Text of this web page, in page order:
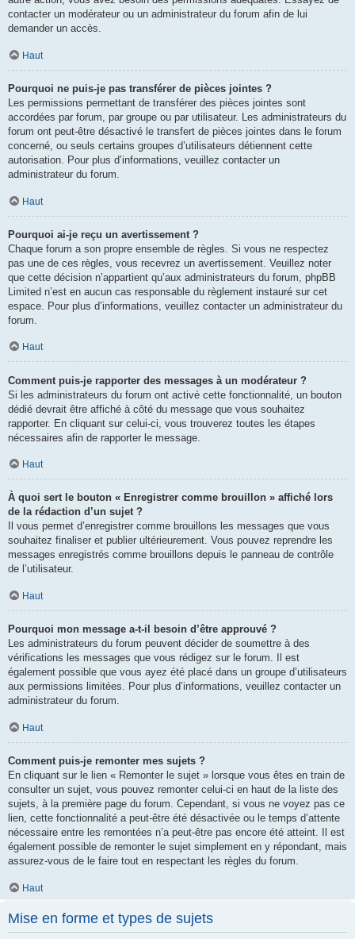
contacter un modérateur ou un administrateur du forum afin de lui
demander un accès.
Haut
Pourquoi ne puis-je pas transférer de pièces jointes ?
Les permissions permettant de transférer des pièces jointes sont
accordées par forum, par groupe ou par utilisateur. Les administrateurs du
forum ont peut-être désactivé le transfert de pièces jointes dans le forum
concerné, ou seuls certains groupes d’utilisateurs détiennent cette
autorisation. Pour plus d’informations, veuillez contacter un
administrateur du forum.
Haut
Pourquoi ai-je reçu un avertissement ?
Chaque forum a son propre ensemble de règles. Si vous ne respectez
pas une de ces règles, vous recevrez un avertissement. Veuillez noter
que cette décision n’appartient qu’aux administrateurs du forum, phpBB
Limited n’est en aucun cas responsable du règlement instauré sur cet
espace. Pour plus d’informations, veuillez contacter un administrateur du
forum.
Haut
Comment puis-je rapporter des messages à un modérateur ?
Si les administrateurs du forum ont activé cette fonctionnalité, un bouton
dédié devrait être affiché à côté du message que vous souhaitez
rapporter. En cliquant sur celui-ci, vous trouverez toutes les étapes
nécessaires afin de rapporter le message.
Haut
À quoi sert le bouton « Enregistrer comme brouillon » affiché lors
de la rédaction d’un sujet ?
Il vous permet d’enregistrer comme brouillons les messages que vous
souhaitez finaliser et publier ultérieurement. Vous pouvez reprendre les
messages enregistrés comme brouillons depuis le panneau de contrôle
de l’utilisateur.
Haut
Pourquoi mon message a-t-il besoin d’être approuvé ?
Les administrateurs du forum peuvent décider de soumettre à des
vérifications les messages que vous rédigez sur le forum. Il est
également possible que vous ayez été placé dans un groupe d’utilisateurs
aux permissions limitées. Pour plus d’informations, veuillez contacter un
administrateur du forum.
Haut
Comment puis-je remonter mes sujets ?
En cliquant sur le lien « Remonter le sujet » lorsque vous êtes en train de
consulter un sujet, vous pouvez remonter celui-ci en haut de la liste des
sujets, à la première page du forum. Cependant, si vous ne voyez pas ce
lien, cette fonctionnalité a peut-être été désactivée ou le temps d’attente
nécessaire entre les remontées n’a peut-être pas encore été atteint. Il est
également possible de remonter le sujet simplement en y répondant, mais
assurez-vous de le faire tout en respectant les règles du forum.
Haut
Mise en forme et types de sujets